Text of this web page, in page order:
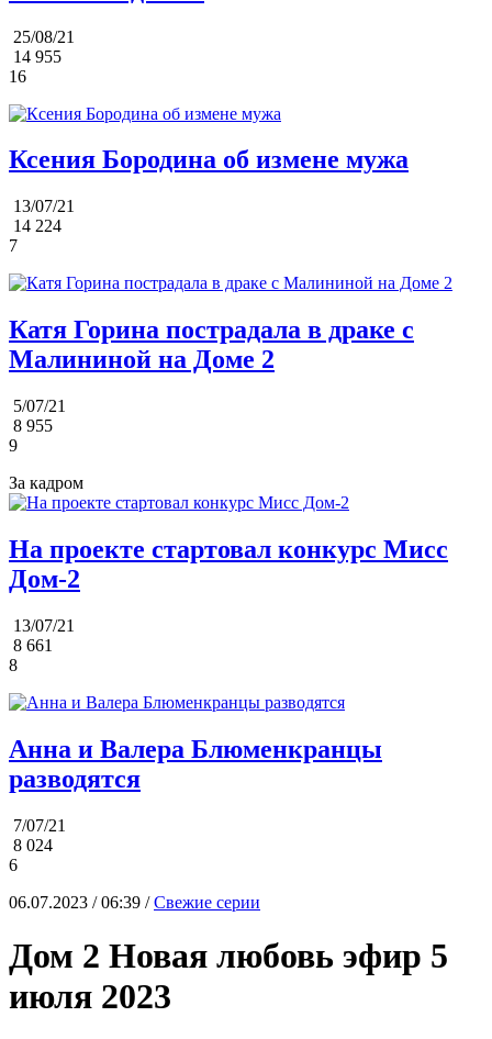
25/08/21
14 955
16
Ксения Бородина об измене мужа
13/07/21
14 224
7
Катя Горина пострадала в драке с
Малининой на Доме 2
5/07/21
8 955
9
За кадром
На проекте стартовал конкурс Мисс
Дом-2
13/07/21
8 661
8
Анна и Валера Блюменкранцы
разводятся
7/07/21
8 024
6
06.07.2023 / 06:39 /Свежие серии
Дом 2 Новая любовь эфир 5
июля 2023